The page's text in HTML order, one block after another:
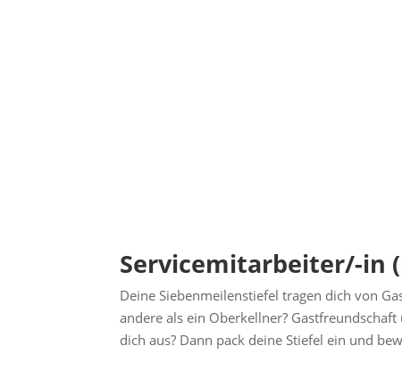
Servicemitarbeiter/-in
Deine Siebenmeilenstiefel tragen dich von
andere als ein Oberkellner?
dich aus? Dann pack deine Stiefel ein und